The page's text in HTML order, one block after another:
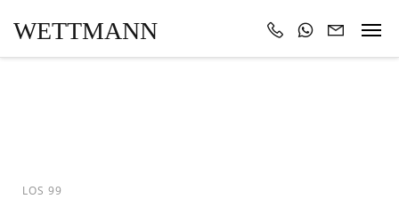
WETTMANN
LOS 99